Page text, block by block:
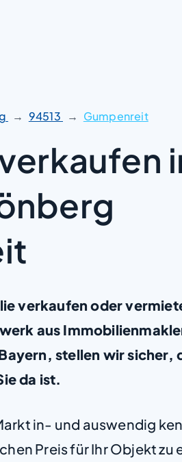
94513 Gumpenreit
verkaufen oder
aus
stellen wir sicher,
da ist.
in- und auswendig
Preis für Ihr Objekt zu